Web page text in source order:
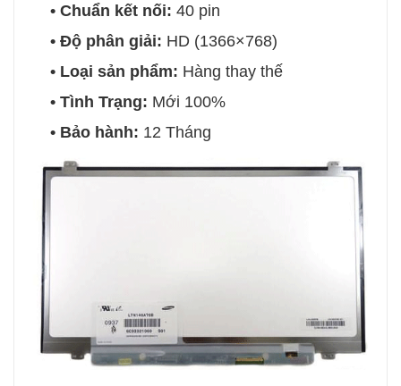
• Chuẩn kết nối: 40 pin
• Độ phân giải: HD (1366×768)
• Loại sản phẩm: Hàng thay thế
• Tình Trạng: Mới 100%
• Bảo hành: 12 Tháng